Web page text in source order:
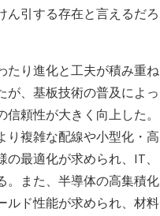
ん引する存在と言えるだろ
たり進化と工夫が積み重ね
が、基板技術の普及によっ
頼性が大きく向上した。
り複雑な配線や小型化・高
最適化が求められ、IT、
。また、半導体の高集積化
ルド性能が求められ、材料